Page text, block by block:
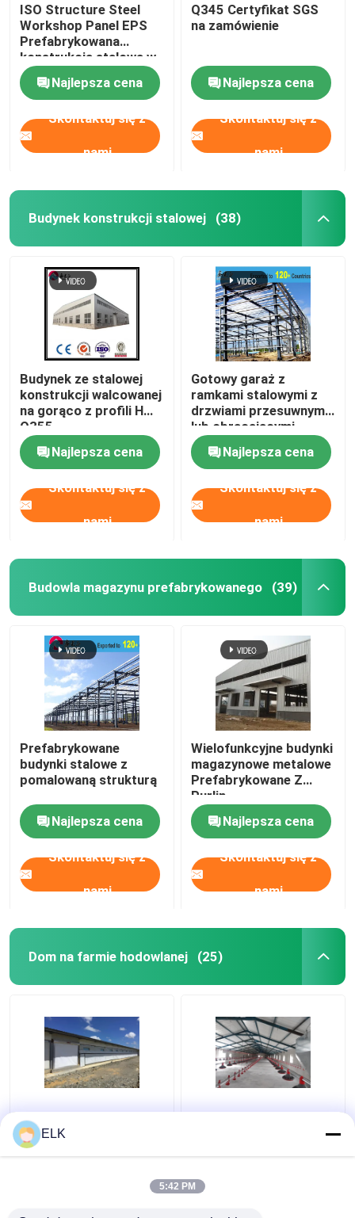
ISO Structure Steel
Workshop Panel EPS
Prefabrykowana
konstrukcja stalowa w
kształcie H
Najlepsza cena
Skontaktuj się z
nami
Q345 Certyfikat SGS
na zamówienie
Najlepsza cena
Skontaktuj się z
nami
Budynek konstrukcji stalowej (38)
Budynek ze stalowej
konstrukcji walcowanej
na gorąco z profili H
Q355
Najlepsza cena
Skontaktuj się z
nami
Gotowy garaż z
ramkami stalowymi z
drzwiami przesuwnymi
lub obracającymi
Najlepsza cena
Skontaktuj się z
nami
Budowla magazynu prefabrykowanego (39)
Prefabrykowane
budynki stalowe z
pomalowaną strukturą
Najlepsza cena
Skontaktuj się z
nami
Wielofunkcyjne budynki
magazynowe metalowe
Prefabrykowane Z
Purlin
Najlepsza cena
Skontaktuj się z
nami
Dom na farmie hodowlanej (25)
ISO Dom
gospodarstwa
hodowlanego
H Sekcja stalowa
ELK
5:42 PM